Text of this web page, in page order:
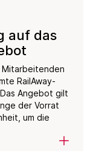
auf das
Mitarbeitenden
RailAway-
Angebot gilt
der Vorrat
um die